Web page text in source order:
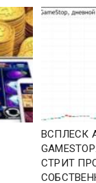
ВСПЛЕСК
СТРИТ